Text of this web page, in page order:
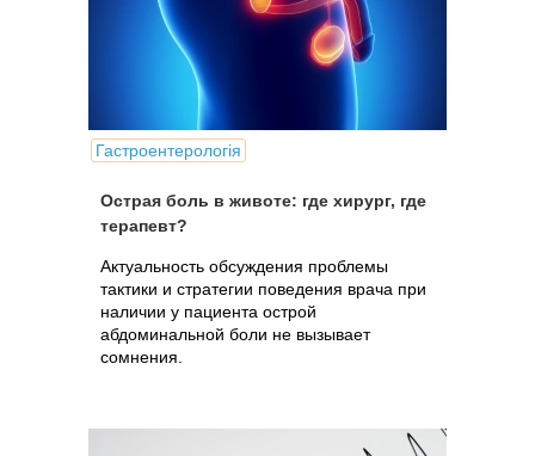
Гастроентерологія
Острая боль в животе: где хирург, где
терапевт?
Актуальность обсуждения проблемы
тактики и стратегии поведения врача при
наличии у пациента острой
абдоминальной боли не вызывает
сомнения.